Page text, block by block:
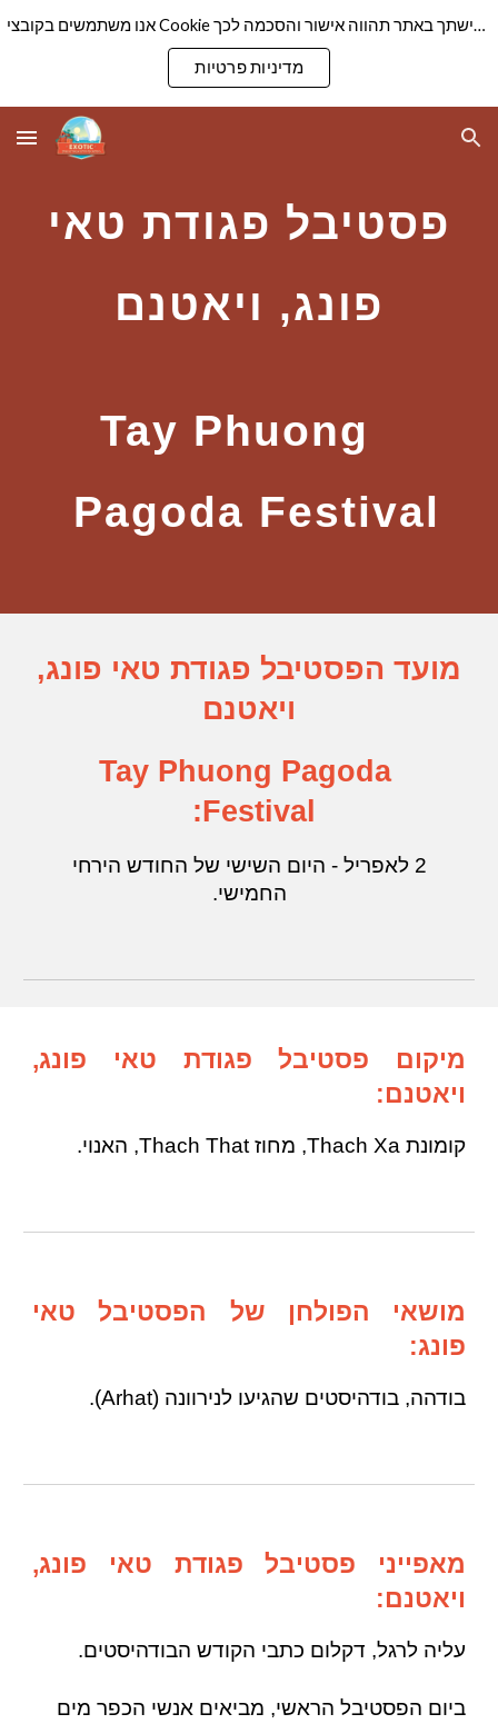
Skip to main content Skip to navigation
אנו משתמשים בקובצי Cookie כדי להבטיח שנספק לך את חוויית הגלישה הטובה ביותר באתר שלנו. המשך גלישתך באתר תהווה אישור והסכמה לכך
מדיניות פרטיות
פסטיבל פגודת טאי
פונג, ויאטנם
Tay Phuong
Pagoda Festival
מועד הפסטיבל פגודת טאי פונג,
ויאטנם
Tay Phuong Pagoda
Festival:
2 לאפריל - היום השישי של החודש הירחי
החמישי.
מיקום פסטיבל פגודת טאי פונג,
ויאטנם:
קומונת Thach Xa, מחוז Thach That, האנוי.
מושאי הפולחן של הפסטיבל טאי
פונג:
בודהה, בודהיסטים שהגיעו לנירוונה (Arhat).
מאפייני פסטיבל פגודת טאי פונג,
ויאטנם:
עליה לרגל, דקלום כתבי הקודש הבודהיסטים.
ביום הפסטיבל הראשי, מביאים אנשי הכפר מים